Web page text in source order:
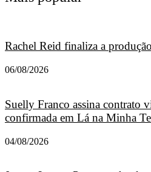
Rachel Reid finaliza a
06/08/2026
Suelly Franco assina contrato
confirmada em Lá na Minha
04/08/2026